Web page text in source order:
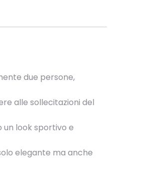
due persone,
alle sollecitazioni del
un look sportivo e
elegante ma anche